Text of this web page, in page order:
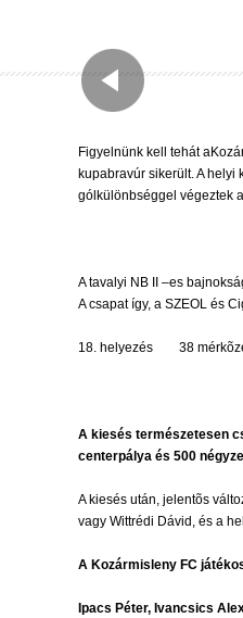
Figyelnünk kell tehát
kupabravúr sikerült. A
gólkülönbséggel végeztek
A tavalyi NB II –es
A csapat így, a SZEOL és
18. helyezés 38
A kiesés természetesen
centerpálya és 500
A kiesés után, jelentõs
vagy Wittrédi Dávid, és a
A Kozármisleny FC
Ipacs Péter, Ivancsics